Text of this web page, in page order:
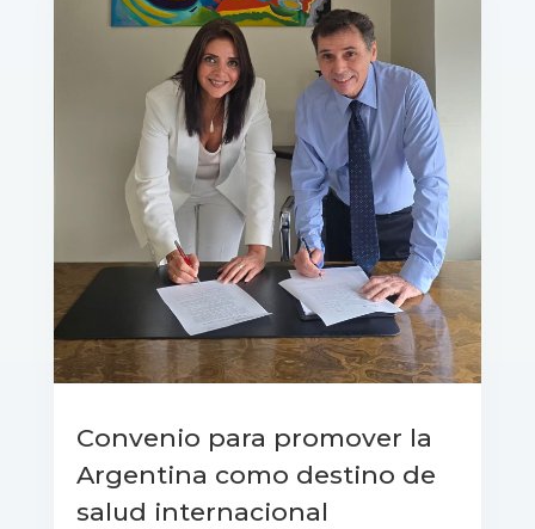
Convenio para promover la
Argentina como destino de
salud internacional